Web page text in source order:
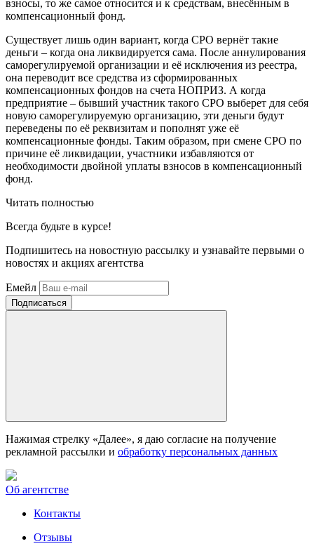
взносы, то же самое относится и к средствам, внесённым в
компенсационный фонд.
Существует лишь один вариант, когда СРО вернёт такие
деньги – когда она ликвидируется сама. После аннулирования
саморегулируемой организации и её исключения из реестра,
она переводит все средства из сформированных
компенсационных фондов на счета НОПРИЗ. А когда
предприятие – бывший участник такого СРО выберет для себя
новую саморегулируемую организацию, эти деньги будут
переведены по её реквизитам и пополнят уже её
компенсационные фонды. Таким образом, при смене СРО по
причине её ликвидации, участники избавляются от
необходимости двойной уплаты взносов в компенсационный
фонд.
Читать полностью
Всегда будьте в курсе!
Подпишитесь на новостную рассылку и узнавайте первыми о
новостях и акциях агентства
Емейл
Нажимая стрелку «Далее», я даю согласие на получение
рекламной рассылки и обработку персональных данных
Об агентстве
Контакты
Отзывы